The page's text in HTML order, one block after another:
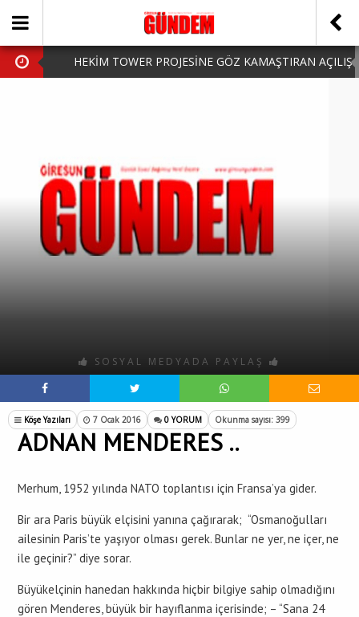
HEKİM TOWER PROJESİNE GÖZ KAMAŞTIRAN AÇILIŞ
HARUN CİCİ: VİDEOYU GÖRÜNCE GÖZLERİM DOLDU
SOSYAL MEDYADA PAYLAŞ
Köşe Yazıları 7 Ocak 2016 0 YORUM Okunma sayısı: 399
ADNAN MENDERES ..
Merhum, 1952 yılında NATO toplantısı için Fransa’ya gider.
Bir ara Paris büyük elçisini yanına çağırarak; “Osmanoğulları
ailesinin Paris’te yaşıyor olması gerek. Bunlar ne yer, ne içer, ne
ile geçinir?” diye sorar.
Büyükelçinin hanedan hakkında hiçbir bilgiye sahip olmadığını
gören Menderes, büyük bir hayıflanma içerisinde; – “Sana 24